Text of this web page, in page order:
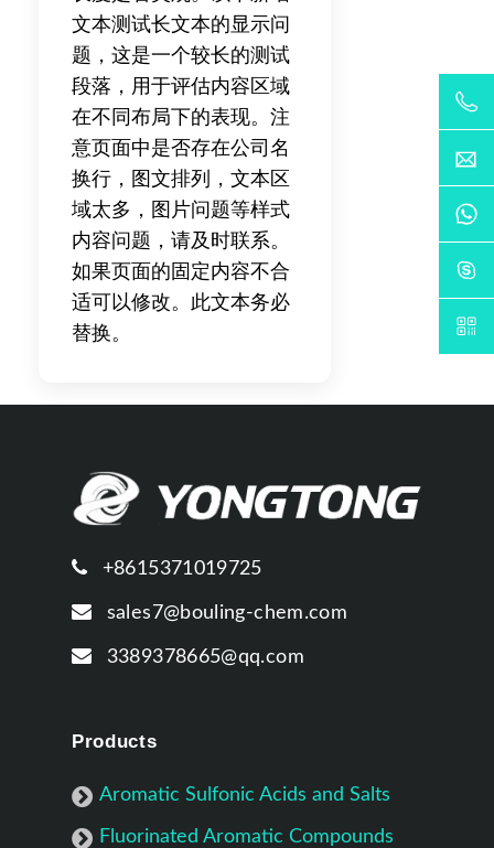
文本测试长文本的显示问
题，这是一个较长的测试
段落，用于评估内容区域
在不同布局下的表现。注
意页面中是否存在公司名
换行，图文排列，文本区
域太多，图片问题等样式
内容问题，请及时联系。
如果页面的固定内容不合
适可以修改。此文本务必
替换。
+8615371019725
sales7@bouling-chem.com
3389378665@qq.com
Products
Aromatic Sulfonic Acids and Salts
Fluorinated Aromatic Compounds